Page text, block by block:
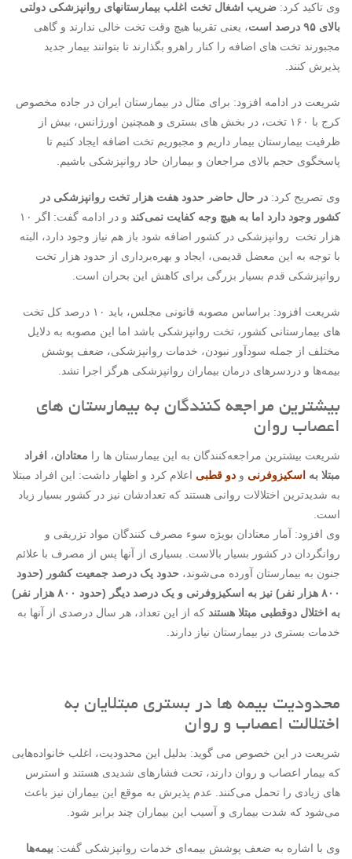
وی تاکید کرد: ضریب اشغال تخت اغلب بیمارستانهای روانپزشکی دولتی
بالای ۹۵ درصد است
، یعنی تقریبا هیچ وقت تخت خالی ندارند و گاهی
مجبورند ‌تخت های اضافه را کنار راهرو بگذارند تا بتوانند بیمار جدید
پذیرش کنند.
شریعت در ادامه افزود: برای مثال در بیمارستان ایران در جاده مخصوص
کرج با ۱۶۰ تخت، در بخش های بستری و همچنین اورژانس، بیش از
ظرفیت بیمارستان بیمار داریم و مجبوریم تخت اضافه ایجاد کنیم تا
پاسخگوی حجم بالای مراجعان و بیماران حاد روانپزشکی باشیم.
وی تصریح کرد: در حال حاضر حدود هفت هزار تخت روانپزشکی در
کشور وجود دارد اما به هیچ وجه کفایت نمی‌کند و در ادامه گفت:
گر ۱۰
هزار تخت روانپزشکی در کشور اضافه شود باز هم نیاز وجود دارد، ‌البته
با توجه به این معضل قدیمی، ایجاد و بهره‌برداری از حدود هزار تخت
روانپزشکی قدم بسیار بزرگی برای کاهش این بحران است.
شریعت افزود:‌ براساس مصوبه قانونی مجلس،‌ باید ۱۰ درصد کل تخت
های بیمارستانی کشور‌، تخت روانپزشکی باشد اما این مصوبه به دلایل
مختلف از جمله سودآور نبودن، ‌خدمات روانپزشکی، ضعف پوشش
بیمه‌ها و دردسرهای درمان بیماران روانپزشکی هرگز اجرا نشد.
بیشترین مراجعه کنندگان به بیمارستان های
اعصاب روان
شریعت بیشترین مراجعه‌کنندگان به این بیمارستان ها را معتادان، افراد
مبتلا به اسکیزوفرنی و دو قطبی اعلام کرد و اظهار داشت: این افراد مبتلا
به شدیدترین اختلالات روانی هستند که تعدادشان نیز در کشور بسیار زیاد
است.
وی افزود: آمار معتادان بویژه سوء ‌مصرف کنندگان مواد تزریقی و
روانگردان در کشور بسیار بالاست. بسیاری از آنها پس از مصرف با علائم
جنون به بیمارستان آورده می‌شوند، حدود یک درصد جمعیت کشور (حدود
۸۰۰ هزار نفر) نیز به اسکیزوفرنی و یک درصد دیگر (حدود ۸۰۰ هزار نفر)
به اختلال دوقطبی مبتلا هستند که از این تعداد، هر سال درصدی از آنها به
خدمات بستری در بیمارستان نیاز دارند.
محدودیت بیمه ها در بستری مبتلایان به
اختلالت اعصاب و روان
شریعت در این خصوص می گوید: بدلیل این محدودیت، اغلب خانواده‌هایی
که بیمار اعصاب و روان دارند، تحت فشارهای شدیدی هستند و استرس
های زیادی را تحمل می‌کنند. عدم پذیرش به موقع این بیماران نیز باعث
می‌شود که شدت بیماری و آسیب این بیماران چند برابر شود.
وی با اشاره به ضعف پوشش بیمه‌ای خدمات روانپزشکی گفت: بیمه‌ها